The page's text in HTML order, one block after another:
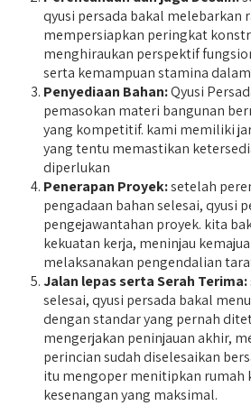
qyusi persada bakal melebarkan
mempersiapkan peringkat
menghiraukan perspektif
serta kemampuan stamina
Penyediaan Bahan:Qyusi
pemasokan materi bangunan
yang kompetitif. kami memiliki
yang tentu memastikan
diperlukan
Penerapan Proyek:setelah
pengadaan bahan selesai, qyusi
pengejawantahan proyek. kita
kekuatan kerja, meninjau
melaksanakan pengendalian
Jalan lepas serta Serah Terima:
selesai, qyusi persada bakal
dengan standar yang pernah
mengerjakan peninjauan akhir,
perincian sudah diselesaikan
itu mengoper menitipkan rumah
kesenangan yang maksimal.